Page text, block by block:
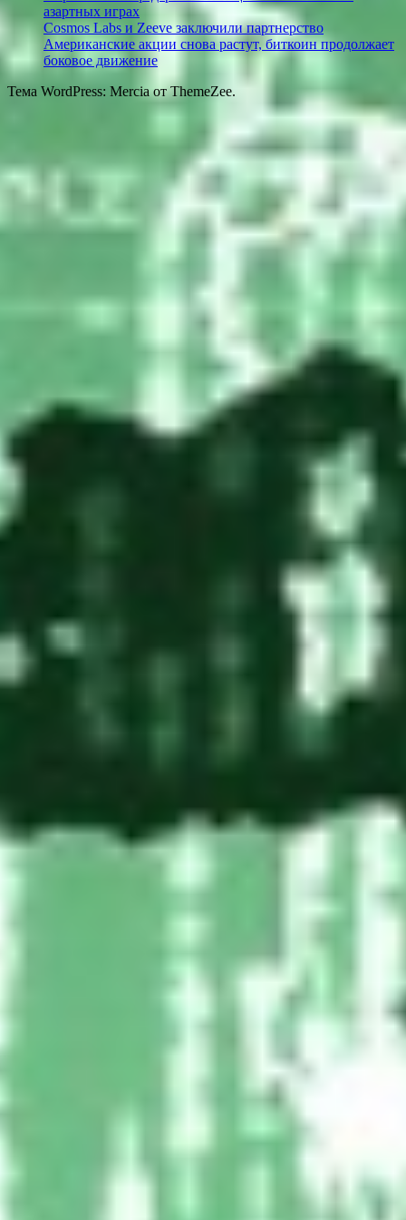
азартных играх
Cosmos Labs и Zeeve заключили партнерство
Американские акции снова растут, биткоин продолжает
боковое движение
Тема WordPress: Mercia от ThemeZee.